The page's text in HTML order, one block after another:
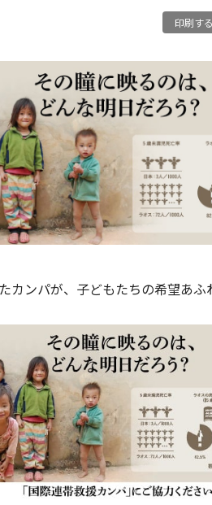
印刷する
カンパが、子どもたちの希望あふ